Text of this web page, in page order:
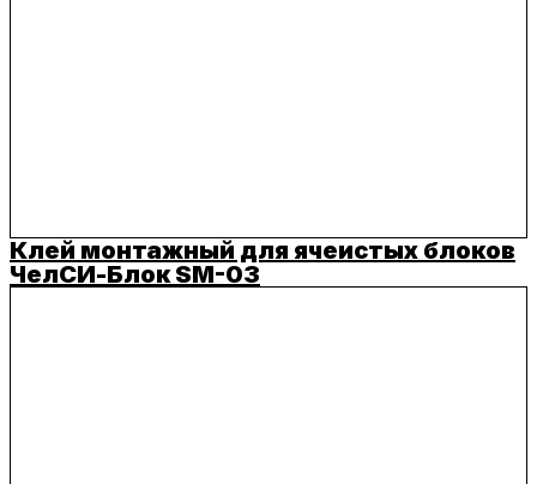
Клей монтажный для ячеистых блоков
ЧелСИ-Блок SM-03